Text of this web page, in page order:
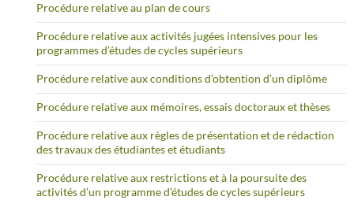
Procédure relative au plan de cours
Procédure relative aux activités jugées intensives pour les
programmes d’études de cycles supérieurs
Procédure relative aux conditions d’obtention d’un diplôme
Procédure relative aux mémoires, essais doctoraux et thèses
Procédure relative aux règles de présentation et de rédaction
des travaux des étudiantes et étudiants
Procédure relative aux restrictions et à la poursuite des
activités d’un programme d’études de cycles supérieurs